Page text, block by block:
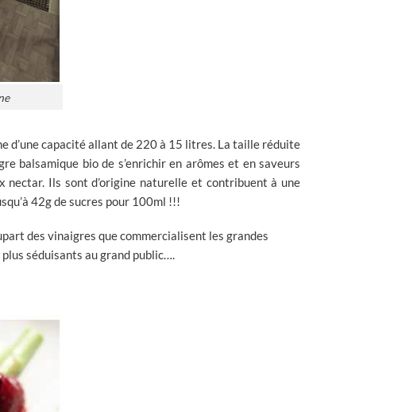
d’une capacité allant de 220 à 15 litres. La taille réduite
balsamique bio de s’enrichir en arômes et en saveurs
Ils sont d’origine naturelle et contribuent à une
42g de sucres pour 100ml !!!
des vinaigres que commercialisent les grandes
séduisants au grand public….